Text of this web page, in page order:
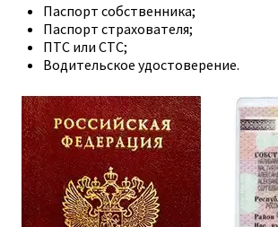
Паспорт собственника;
Паспорт страхователя;
ПТС или СТС;
Водительское удостоверение.